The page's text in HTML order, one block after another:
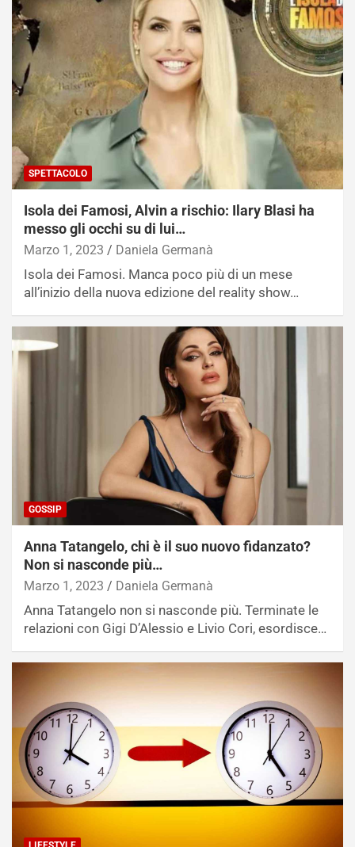
SPETTACOLO
Isola dei Famosi, Alvin a rischio: Ilary Blasi ha
messo gli occhi su di lui…
Marzo 1, 2023 Daniela Germanà
Isola dei Famosi. Manca poco più di un mese
all’inizio della nuova edizione del reality show…
GOSSIP
Anna Tatangelo, chi è il suo nuovo fidanzato?
Non si nasconde più…
Marzo 1, 2023 Daniela Germanà
Anna Tatangelo non si nasconde più. Terminate le
relazioni con Gigi D’Alessio e Livio Cori, esordisce…